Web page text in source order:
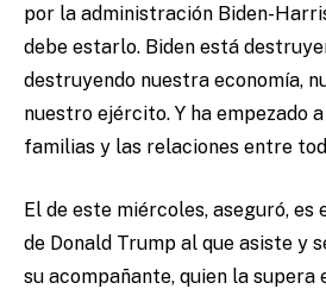
por la administración Biden-
debe estarlo. Biden está
destruyendo nuestra economía,
nuestro ejército. Y ha empezado
familias y las relaciones entre
El de este miércoles, aseguró,
de Donald Trump al que asiste y
su acompañante, quien la supera